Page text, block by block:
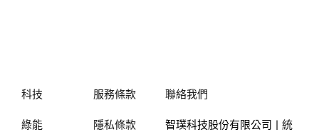
科技
綠能
服務條款
隱私條款
聯絡我們
智璞科技股份有限公司 | 統